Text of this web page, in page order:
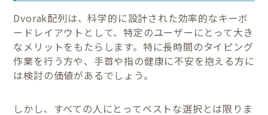
Dvorak配列は、科学的に設計された効率的なキーボ
ードレイアウトとして、特定のユーザーにとって大き
なメリットをもたらします。特に長時間のタイピング
作業を行う方や、手首や指の健康に不安を抱える方に
は検討の価値があるでしょう。
しかし、すべての人にとってベストな選択とは限りま